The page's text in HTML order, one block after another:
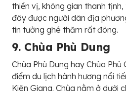
thiền vị, không gian thanh
đây được người dân địa
tin tưởng ghé thăm rất đông.
9. Chùa Phù Dung
Chùa Phù Dung hay Chùa
điểm du lịch hành hương nổi
Kiên Giang. Chùa nằm ở dưới